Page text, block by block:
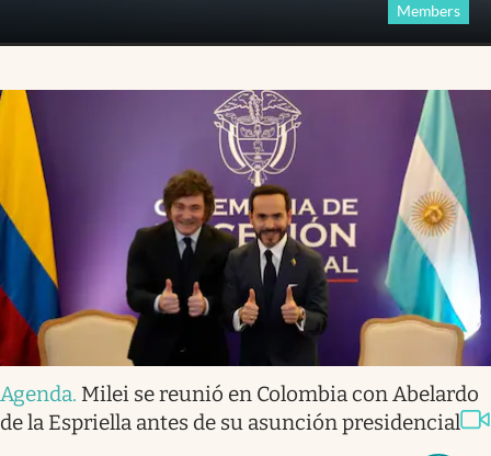
Members
Agenda. Milei se reunió en Colombia con Abelardo
de la Espriella antes de su asunción presidencial